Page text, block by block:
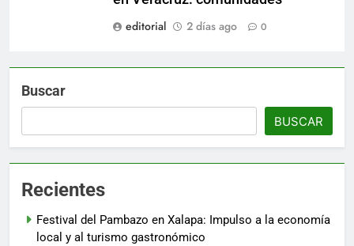
editorial
2 días ago 0
Buscar
BUSCAR
Recientes
Festival del Pambazo en Xalapa: Impulso a la economía
local y al turismo gastronómico